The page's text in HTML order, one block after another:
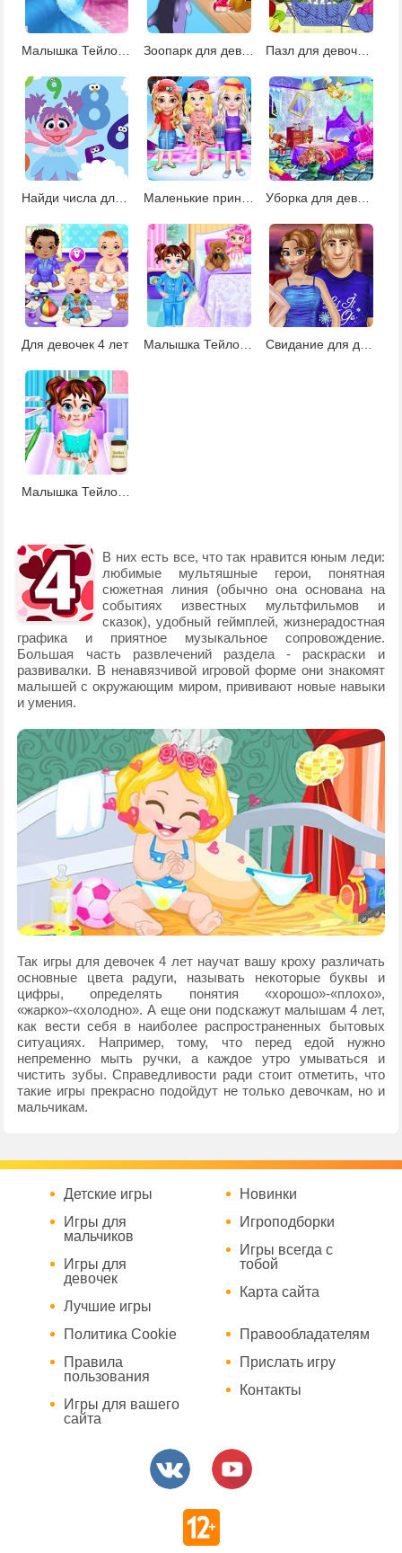
Малышка Тейлор заболела Зоопарк для девочек 4 лет Пазл для девочек 4 лет
Найди числа для девочек Уборка для девочек 4 лет
Для девочек 4 лет Малышка Тейлор: доктор игрушек Свидание для девочек 4 лет
Малышка Тейлор: несчастный случай
В них есть все, что так нравится юным леди:
любимые мультяшные герои, понятная
сюжетная линия (обычно она основана на
событиях известных мультфильмов и
сказок), удобный геймплей, жизнерадостная
графика и приятное музыкальное сопровождение.
Большая часть развлечений раздела - раскраски и
развивалки. В ненавязчивой игровой форме они знакомят
малышей с окружающим миром, прививают новые навыки
и умения.
Так игры для девочек 4 лет научат вашу кроху различать
основные цвета радуги, называть некоторые буквы и
цифры, определять понятия «хорошо»-«плохо»,
«жарко»-«холодно». А еще они подскажут малышам 4 лет,
как вести себя в наиболее распространенных бытовых
ситуациях. Например, тому, что перед едой нужно
непременно мыть ручки, а каждое утро умываться и
чистить зубы. Справедливости ради стоит отметить, что
такие игры прекрасно подойдут не только девочкам, но и
мальчикам.
Детские игры
Игры для
мальчиков
Игры для
девочек
Лучшие игры
Новинки
Игроподборки
Игры всегда с
тобой
Карта сайта
Политика Cookie
Правила
пользования
Игры для вашего
сайта
Правообладателям
Прислать игру
Контакты